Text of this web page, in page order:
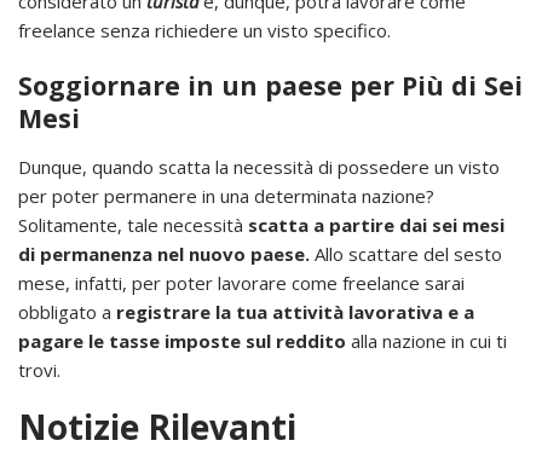
freelance senza richiedere un visto specifico.
Soggiornare in un paese per Più di Sei
Mesi
Dunque, quando scatta la necessità di possedere un visto
per poter permanere in una determinata nazione?
Solitamente, tale necessità scatta a partire dai sei mesi
di permanenza nel nuovo paese. Allo scattare del sesto
mese, infatti, per poter lavorare come freelance sarai
obbligato a registrare la tua attività lavorativa e a
pagare le tasse imposte sul reddito alla nazione in cui ti
trovi.
Notizie Rilevanti